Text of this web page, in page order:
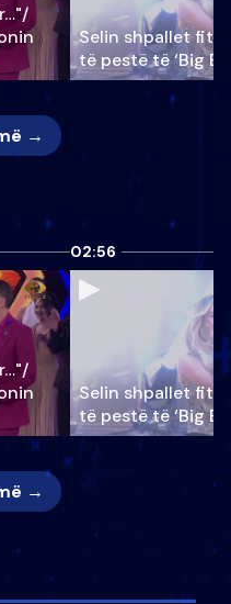
Selin shpallet
të pestë të ‘Big
→
02:56
Selin shpallet
të pestë të ‘Big
→